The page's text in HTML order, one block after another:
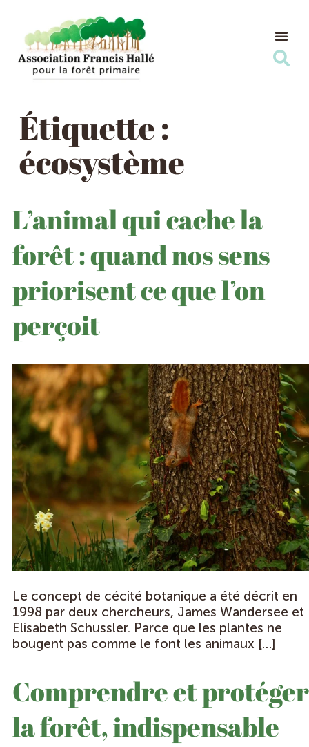
Étiquette :
écosystème
L’animal qui cache la
forêt : quand nos sens
priorisent ce que l’on
perçoit
Le concept de cécité botanique a été décrit en
1998 par deux chercheurs, James Wandersee et
Elisabeth Schussler. Parce que les plantes ne
bougent pas comme le font les animaux […]
Comprendre et protéger
la forêt, indispensable